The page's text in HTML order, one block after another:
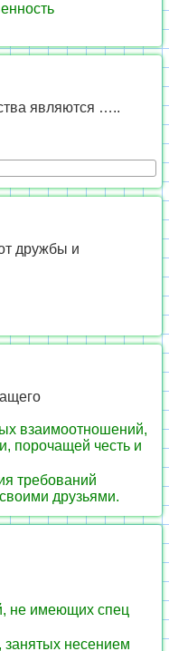
являются …..
дружбы и
взаимоотношений,
порочащей честь и
требований
друзьями.
не имеющих спец
несением